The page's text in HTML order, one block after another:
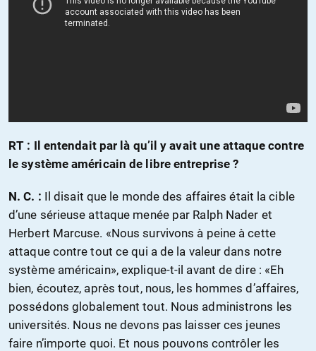
RT : Il entendait par là qu’il y avait une attaque contre
le système américain de libre entreprise ?
N. C. : Il disait que le monde des affaires était la cible
d’une sérieuse attaque menée par Ralph Nader et
Herbert Marcuse. «Nous survivons à peine à cette
attaque contre tout ce qui a de la valeur dans notre
système américain», explique-t-il avant de dire : «Eh
bien, écoutez, après tout, nous, les hommes d’affaires,
possédons globalement tout. Nous administrons les
universités. Nous ne devons pas laisser ces jeunes
faire n’importe quoi. Et nous pouvons contrôler les